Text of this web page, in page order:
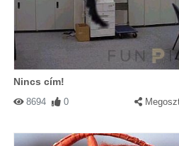
Nincs cím!
8694 0